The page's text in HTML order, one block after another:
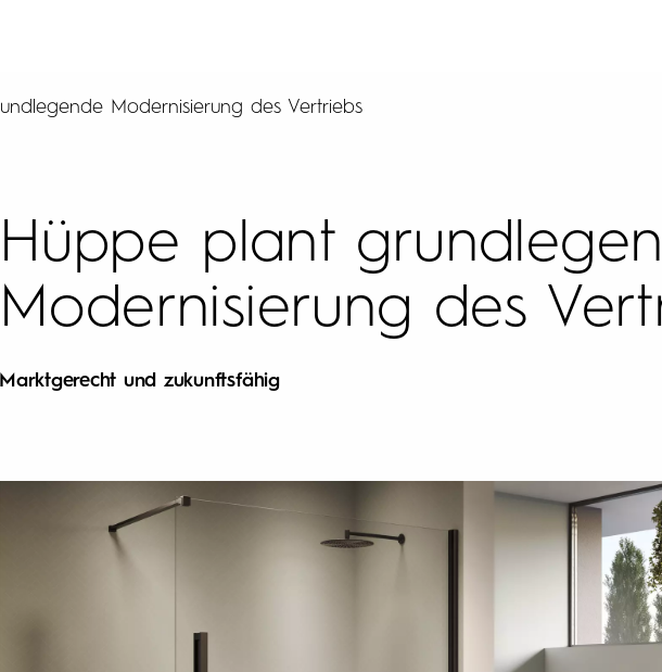
Modernisierung des Vertriebs
Hüppe plant
Modernisierung des
Marktgerecht und zukunftsfähig